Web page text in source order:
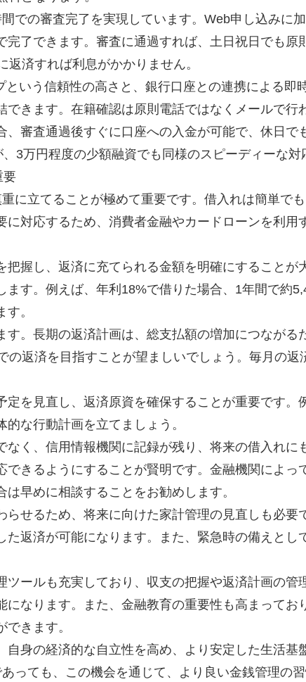
での審査完了を実現しています。Web申し込みに
了できます。審査に通過すれば、土日祝日でも
済すれば利息がかかりません。
いう信頼性の高さと、銀行口座との連携による即
きます。在籍確認は原則電話ではなくメールで行
審査通過後すぐに口座への入金が可能で、休日
3万円程度の少額融資でも同様のスピーディーな対
要
に立てることが極めて重要です。借入れは簡単で
対応するため、消費者金融やカードローンを利
把握し、返済に充てられる金額を明確にすること
す。例えば、年利18%で借りた場合、1年間で約
。
す。長期の返済計画は、総支払額の増加につなが
の返済を目指すことが望ましいでしょう。毎月の
を見直し、返済原資を確保することが重要です。
な行動計画を立てましょう。
く、信用情報機関に記録が残り、将来の借入れに
きるようにすることが賢明です。金融機関によ
早めに相談することをお勧めします。
せるため、将来に向けた家計管理の見直しも必
た返済が可能になります。また、緊急時の備えと
ールも充実しており、収支の把握や返済計画の
なります。また、金融教育の重要性も高まって
きます。
身の経済的な自立性を高め、より安定した生活
っても、この機会を通じて、より良い金銭管理の